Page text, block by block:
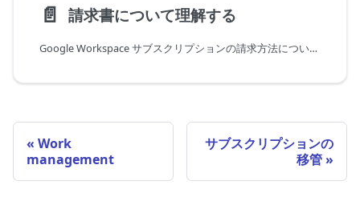
📄️ 請求書について理解する
Google Workspace サブスクリプションの請求方法について理解する
Work
management
サブスクリプションの
移管